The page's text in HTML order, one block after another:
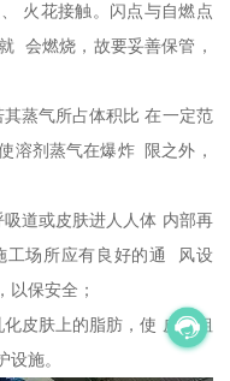
火花接触。闪点与自燃点
会燃烧，故要妥善保管，
蒸气所占体积比 在一定范
溶剂蒸气在爆炸 限之外，
道或皮肤进人人体 内部再
工场所应有良好的通 风设
以保安全；
皮肤上的脂肪，使 皮肤粗
施。